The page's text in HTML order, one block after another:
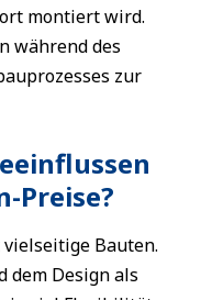
montiert wird.
während des
zur
Preise?
Bauten.
dem Design als